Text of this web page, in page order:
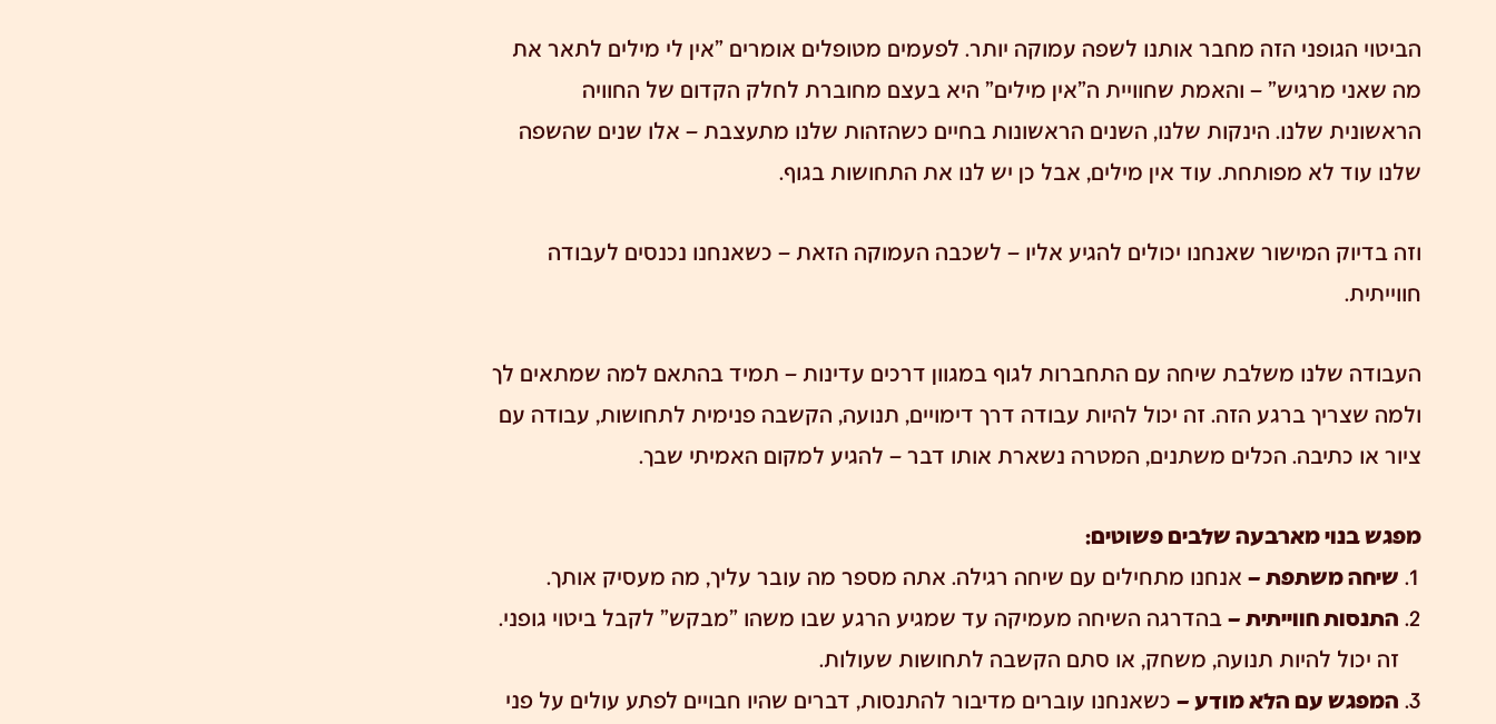
הביטוי הגופני הזה מחבר אותנו לשפה עמוקה יותר. לפעמים מטופלים אומרים "אין לי מילים לתאר את
מה שאני מרגיש" – והאמת שחוויית ה"אין מילים" היא בעצם מחוברת לחלק הקדום של החוויה
הראשונית שלנו. הינקות שלנו, השנים הראשונות בחיים כשהזהות שלנו מתעצבת – אלו שנים שהשפה
שלנו עוד לא מפותחת. עוד אין מילים, אבל כן יש לנו את התחושות בגוף.
וזה בדיוק המישור שאנחנו יכולים להגיע אליו – לשכבה העמוקה הזאת – כשאנחנו נכנסים לעבודה
חווייתית.
העבודה שלנו משלבת שיחה עם התחברות לגוף במגוון דרכים עדינות – תמיד בהתאם למה שמתאים לך
ולמה שצריך ברגע הזה. זה יכול להיות עבודה דרך דימויים, תנועה, הקשבה פנימית לתחושות, עבודה עם
ציור או כתיבה. הכלים משתנים, המטרה נשארת אותו דבר – להגיע למקום האמיתי שבך.
מפגש בנוי מארבעה שלבים פשוטים:
שיחה משתפת – אנחנו מתחילים עם שיחה רגילה. אתה מספר מה עובר עליך, מה מעסיק אותך.
התנסות חווייתית – בהדרגה השיחה מעמיקה עד שמגיע הרגע שבו משהו "מבקש" לקבל ביטוי גופני.
זה יכול להיות תנועה, משחק, או סתם הקשבה לתחושות שעולות.
המפגש עם הלא מודע – כשאנחנו עוברים מדיבור להתנסות, דברים שהיו חבויים לפתע עולים על פני